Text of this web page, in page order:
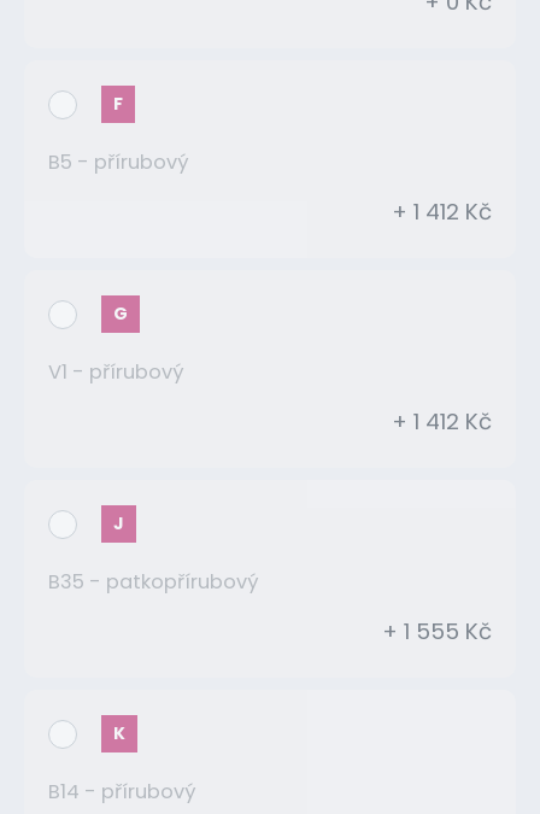
F
B5 - přírubový
+ 1 412 Kč
G
V1 - přírubový
+ 1 412 Kč
J
B35 - patkopřírubový
+ 1 555 Kč
K
B14 - přírubový